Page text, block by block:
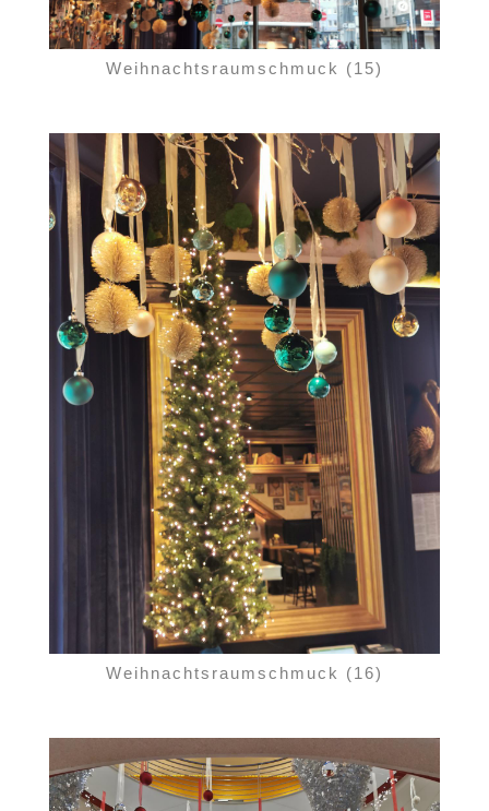
Weihnachtsraumschmuck (15)
Weihnachtsraumschmuck (16)